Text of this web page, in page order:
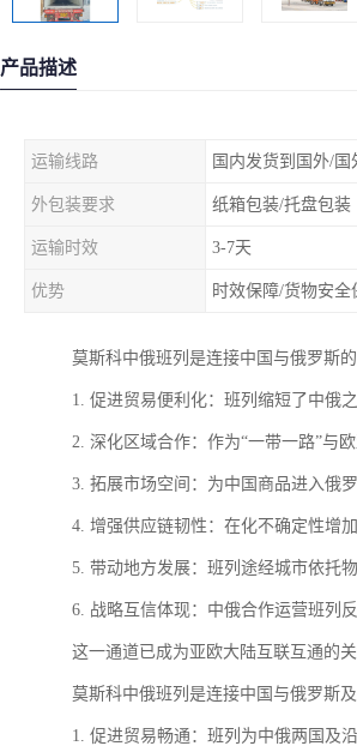
产品描述
运输线路 国内发货到国外/国
外包装要求 纸箱包装/托盘包装
运输时效 3-7天
优势 时效保障/货物安全
莫斯科中俄班列是连接中国与俄罗斯
1. 促进贸易便利化：班列缩短了中俄
2. 深化区域合作：作为“一带一路”与
3. 拓展市场空间：为中国商品进入俄
4. 增强供应链韧性：在化不确定性增
5. 带动地方发展：班列途经城市依托
6. 战略互信体现：中俄合作运营班列
这一通道已成为亚欧大陆互联互通的
莫斯科中俄班列是连接中国与俄罗斯
1. 促进贸易畅通：班列为中俄两国及